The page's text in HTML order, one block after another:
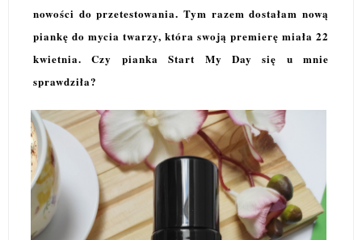
nowości do przetestowania. Tym razem dostałam nową
piankę do mycia twarzy, która swoją premierę miała 22
kwietnia. Czy pianka Start My Day się u mnie
sprawdziła?